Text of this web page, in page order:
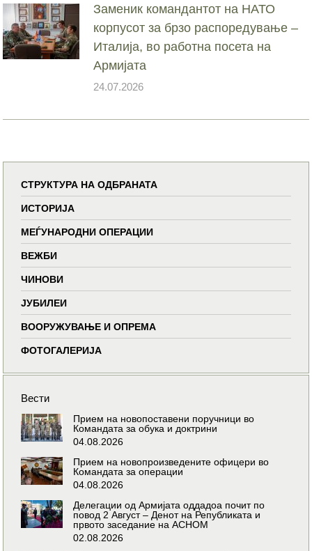
Заменик командантот на НАТО
корпусот за брзо распоредување –
Италија, во работна посета на
Армијата
24.07.2026
СТРУКТУРА НА ОДБРАНАТА
ИСТОРИЈА
МЕЃУНАРОДНИ ОПЕРАЦИИ
ВЕЖБИ
ЧИНОВИ
ЈУБИЛЕИ
ВООРУЖУВАЊЕ И ОПРЕМА
ФОТОГАЛЕРИЈА
Вести
Прием на новопоставени поручници во
Командата за обука и доктрини
04.08.2026
Прием на новопроизведените офицери во
Командата за операции
04.08.2026
Делегации од Армијата оддадоа почит по
повод 2 Август – Денот на Републиката и
првото заседание на АСНОМ
02.08.2026